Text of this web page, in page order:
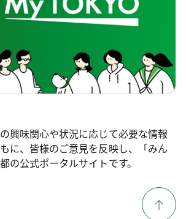
興味関心や状況に応じて必要な情報
に、皆様のご意見を反映し、「みん
の公式ポータルサイトです。